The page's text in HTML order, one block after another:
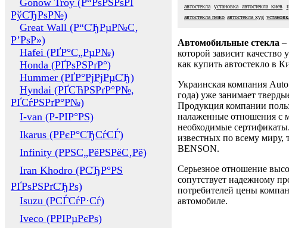
Gonow Troy (Р“РѕРЅРѕРІ
РўСЂРѕР№)
Great Wall (Р“СЂРµР№С‚
Р’РѕР»)
Hafei (РҐР°С„РµР№)
Honda (РҐРѕРЅРґР°)
Hummer (РҐР°РјРјРµСЂ)
Hyndai (РҐСЋРЅРґР°Р№,
РҐСѓРЅРґР°Р№)
I-van (Р-РІР°РЅ)
Ikarus (РРєР°СЂСѓСЃ)
Infinity (РРЅС„РёРЅРёС‚Рё)
Iran Khodro (РСЂР°РЅ
РҐРѕРЅРґСЂРѕ)
Isuzu (РСЃСѓР·Сѓ)
Iveco (РРІРµРєРѕ)
автостекла установка автостекла киев
автостекла пежо автостекла xyg
Автомобильные стекла –
которой зависит
как купить автостекло в
Украинская компания
года) уже занимает
Продукция компании
налаженные отношения с
необходимые
известных по всему миру,
BENSON.
Серьезное отношение
сопутствует надежному
потребителей цены
автомобиле.